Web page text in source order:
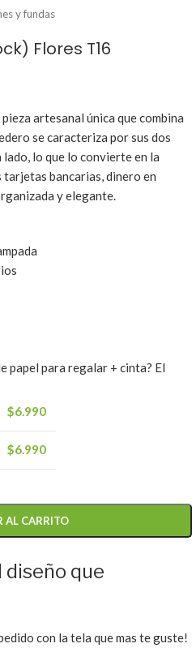
y fundas
Flores T16
artesanal única que combina
se caracteriza por sus dos
lo que lo convierte en la
bancarias, dinero en
y elegante.
papel para regalar + cinta? El
$6.990
$6.990
AL CARRITO
que
con la tela que mas te guste!